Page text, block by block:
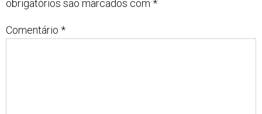
obrigatórios são marcados com *
Comentário *